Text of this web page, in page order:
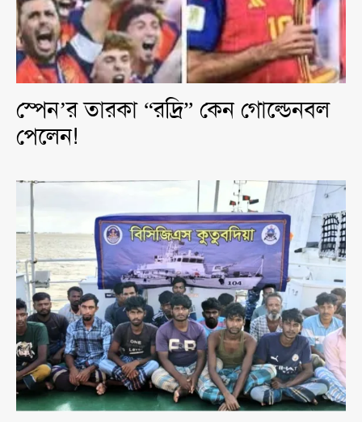
স্পেন’র তারকা “রদ্রি” কেন গোল্ডেনবল
পেলেন!